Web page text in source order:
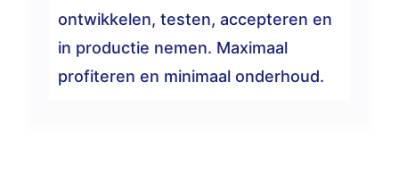
ontwikkelen, testen, accepteren en
in productie nemen. Maximaal
profiteren en minimaal onderhoud.